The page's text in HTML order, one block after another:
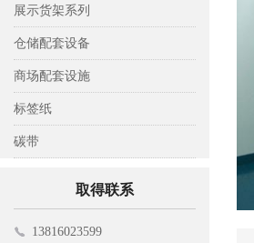
中B型仓储货架
重型仓储货架
阁楼式货架
模具货架
悬臂式货架
背板超市货架
背孔超市货架
钢木超市货架
木层板货架
钢层板货架
展示货架系列
彩铝展示架
置物架
工具架
仓储配套设备
托盘
托板车
平板车
磁性材料卡
商场配套设施
收银台
挂钩
促销台
标签纸
标签纸
碳带
取得联系
13816023599